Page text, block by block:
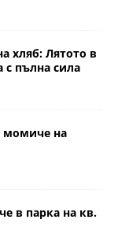
хляб: Лятото в
с пълна сила
момиче на
в парка на кв.